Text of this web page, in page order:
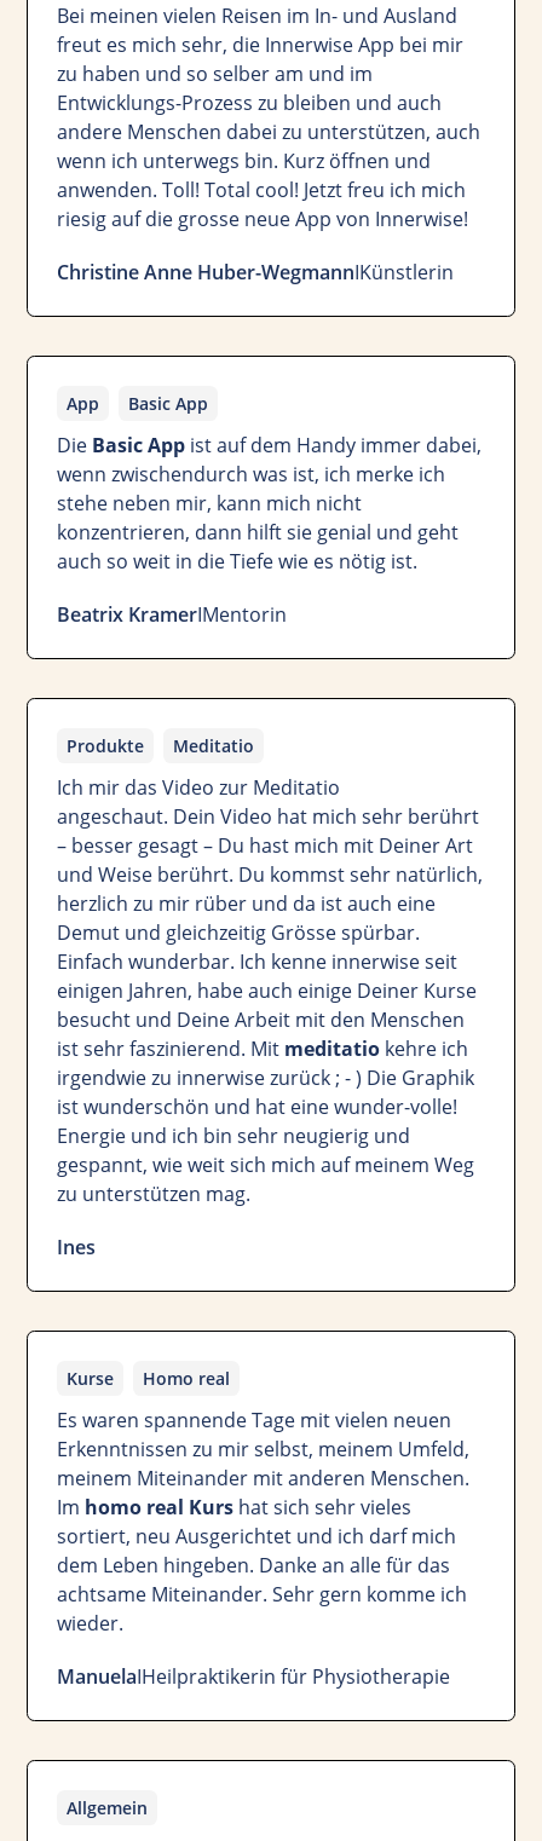
Bei meinen vielen Reisen im In- und Ausland
freut es mich sehr, die Innerwise App bei mir
zu haben und so selber am und im
Entwicklungs-Prozess zu bleiben und auch
andere Menschen dabei zu unterstützen, auch
wenn ich unterwegs bin. Kurz öffnen und
anwenden. Toll! Total cool! Jetzt freu ich mich
riesig auf die grosse neue App von Innerwise!
Christine Anne Huber-WegmannIKünstlerin
App Basic App
Die Basic App ist auf dem Handy immer dabei,
wenn zwischendurch was ist, ich merke ich
stehe neben mir, kann mich nicht
konzentrieren, dann hilft sie genial und geht
auch so weit in die Tiefe wie es nötig ist.
Beatrix KramerIMentorin
Produkte Meditatio
Ich mir das Video zur Meditatio
angeschaut. Dein Video hat mich sehr berührt
– besser gesagt – Du hast mich mit Deiner Art
und Weise berührt. Du kommst sehr natürlich,
herzlich zu mir rüber und da ist auch eine
Demut und gleichzeitig Grösse spürbar.
Einfach wunderbar. Ich kenne innerwise seit
einigen Jahren, habe auch einige Deiner Kurse
besucht und Deine Arbeit mit den Menschen
ist sehr faszinierend. Mit meditatio kehre ich
irgendwie zu innerwise zurück ; - ) Die Graphik
ist wunderschön und hat eine wunder-volle!
Energie und ich bin sehr neugierig und
gespannt, wie weit sich mich auf meinem Weg
zu unterstützen mag.
Ines
Kurse Homo real
Es waren spannende Tage mit vielen neuen
Erkenntnissen zu mir selbst, meinem Umfeld,
meinem Miteinander mit anderen Menschen.
Im homo real Kurs hat sich sehr vieles
sortiert, neu Ausgerichtet und ich darf mich
dem Leben hingeben. Danke an alle für das
achtsame Miteinander. Sehr gern komme ich
wieder.
ManuelaIHeilpraktikerin für Physiotherapie
Allgemein